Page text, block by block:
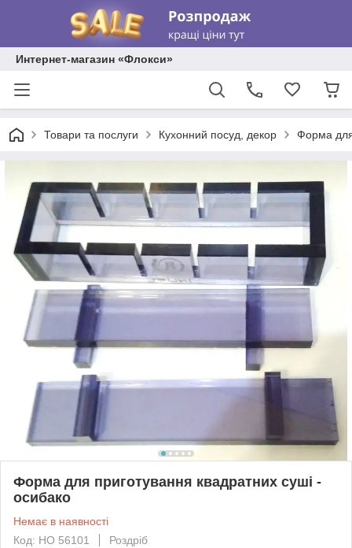
Интернет-магазин «Флокси»
Товари та послуги Кухонний посуд, декор Форма для
Форма для приготування квадратних суші -
осибако
Немає в наявності
Код: HO 56101
Роздріб